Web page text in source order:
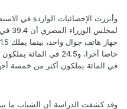
وأبرزت الإحصائيات الواردة في
لمجلس
في المائة يملكون أكثر من خمسة